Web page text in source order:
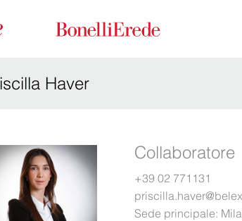
Haver
Collaboratore
+39 02 771131
Sede principale: